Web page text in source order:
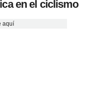
en el ciclismo
aquí